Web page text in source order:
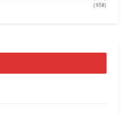
(958)